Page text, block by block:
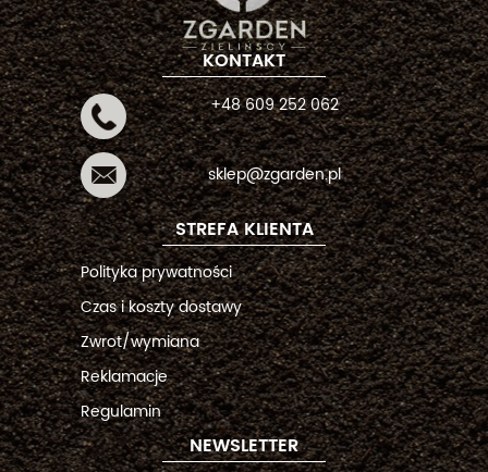
KONTAKT
+48 609 252 062
sklep@zgarden.pl
STREFA KLIENTA
Polityka prywatności
Czas i koszty dostawy
Zwrot/wymiana
Reklamacje
Regulamin
NEWSLETTER